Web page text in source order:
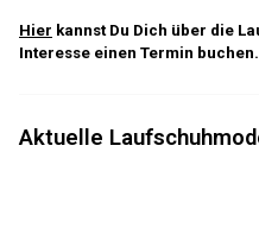
Hier kannst Du Dich über die
Interesse einen Termin buchen.
Aktuelle